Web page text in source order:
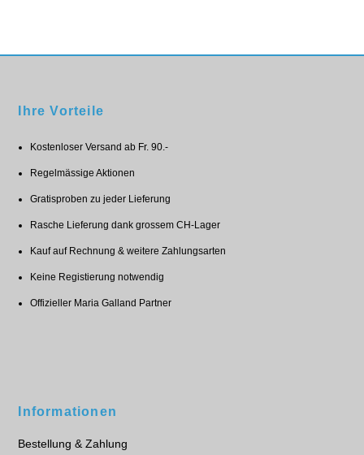
Ihre Vorteile
Kostenloser Versand ab Fr. 90.-
Regelmässige Aktionen
Gratisproben zu jeder Lieferung
Rasche Lieferung dank grossem CH-Lager
Kauf auf Rechnung & weitere Zahlungsarten
Keine Registierung notwendig
Offizieller Maria Galland Partner
Informationen
Bestellung & Zahlung